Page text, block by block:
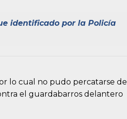
identificado por la Policía
lo cual no pudo percatarse de
el guardabarros delantero